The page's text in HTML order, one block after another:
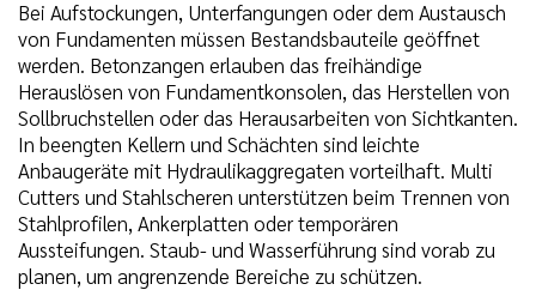
Bei Aufstockungen, Unterfangungen oder dem Austausch
von Fundamenten müssen Bestandsbauteile geöffnet
werden. Betonzangen erlauben das freihändige
Herauslösen von Fundamentkonsolen, das Herstellen von
Sollbruchstellen oder das Herausarbeiten von Sichtkanten.
In beengten Kellern und Schächten sind leichte
Anbaugeräte mit Hydraulikaggregaten vorteilhaft. Multi
Cutters und Stahlscheren unterstützen beim Trennen von
Stahlprofilen, Ankerplatten oder temporären
Aussteifungen. Staub- und Wasserführung sind vorab zu
planen, um angrenzende Bereiche zu schützen.